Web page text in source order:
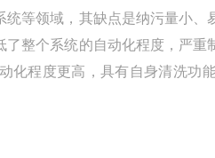
等领域，其缺点是纳污量小
整个系统的自动化程度，严
化程度更高，具有自身清洗功